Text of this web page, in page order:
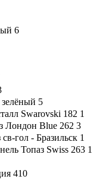
6
5
Swarovski 182 1
Лондон Blue 262 3
гол - Бразильск 1
Топаз Swiss 263 1
410